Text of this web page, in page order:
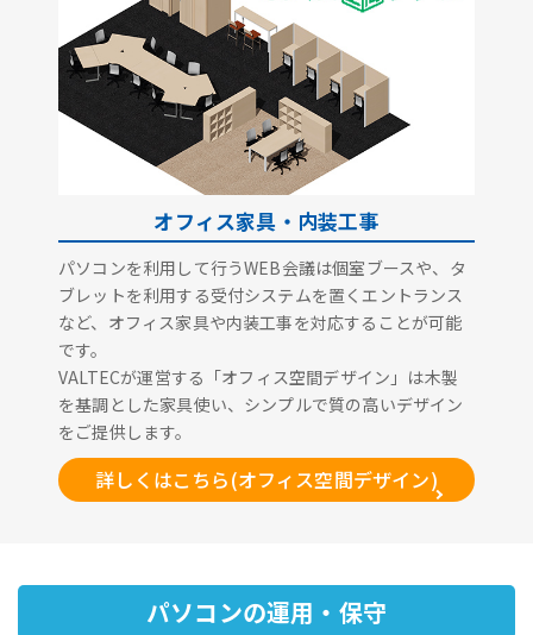
オフィス家具・内装工事
パソコンを利用して行うWEB会議は個室ブースや、タ
ブレットを利用する受付システムを置くエントランス
など、オフィス家具や内装工事を対応することが可能
です。
VALTECが運営する「オフィス空間デザイン」は木製
を基調とした家具使い、シンプルで質の高いデザイン
をご提供します。
詳しくはこちら(オフィス空間デザイン)
パソコンの運用・保守